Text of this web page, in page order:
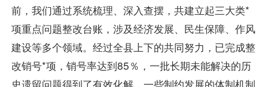
前，我们通过系统梳理、深入查摆，共建立起三大类*
项重点问题整改台账，涉及经济发展、民生保障、作风
建设等多个领域。经过全县上下的共同努力，已完成整
改销号*项，销号率达到85％，一批长期未能解决的历
史遗留问题得到了有效化解，一些制约发展的体制机制